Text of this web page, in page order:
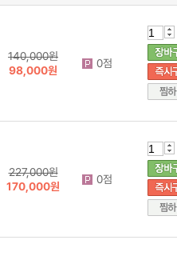
140,000원
98,000원
0점
227,000원
170,000원
0점